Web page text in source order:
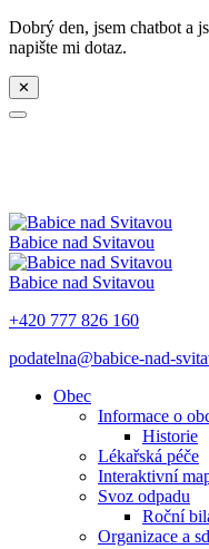
Dobrý den, jsem chatbot a
napište mi dotaz.
✕
Babice nad Svitavou
Babice nad Svitavou
+420 777 826 160
podatelna@babice-nad-
Obec
Informace o
Historie
Lékařská péče
Interaktivní
Svoz odpadu
Roční
Organizace a